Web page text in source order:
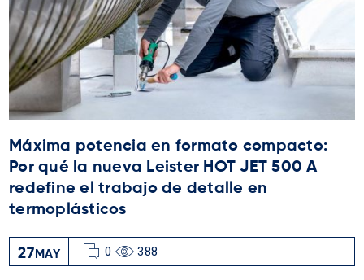
Máxima potencia en formato compacto:
Por qué la nueva Leister HOT JET 500 A
redefine el trabajo de detalle en
termoplásticos
27 MAY 0 388